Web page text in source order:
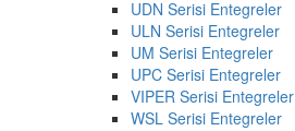
UDN Serisi Entegreler
ULN Serisi Entegreler
UM Serisi Entegreler
UPC Serisi Entegreler
VIPER Serisi Entegreler
WSL Serisi Entegreler